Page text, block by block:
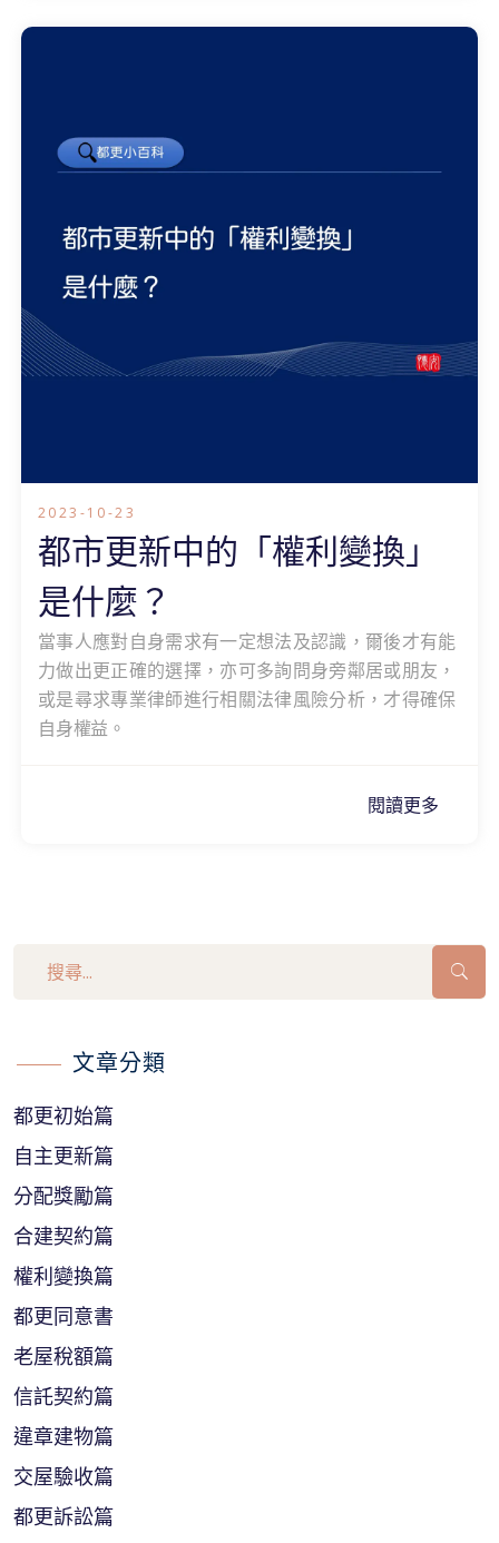
2023-10-23
都市更新中的「權利變換」
是什麼？
當事人應對自身需求有一定想法及認識，爾後才有能
力做出更正確的選擇，亦可多詢問身旁鄰居或朋友，
或是尋求專業律師進行相關法律風險分析，才得確保
自身權益。
閱讀更多
文章分類
都更初始篇
自主更新篇
分配獎勵篇
合建契約篇
權利變換篇
都更同意書
老屋稅額篇
信託契約篇
違章建物篇
交屋驗收篇
都更訴訟篇